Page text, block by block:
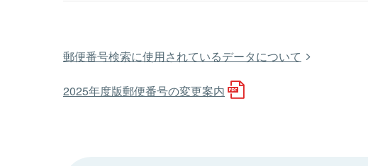
郵便番号検索に使用されているデータについて
2025年度版郵便番号の変更案内